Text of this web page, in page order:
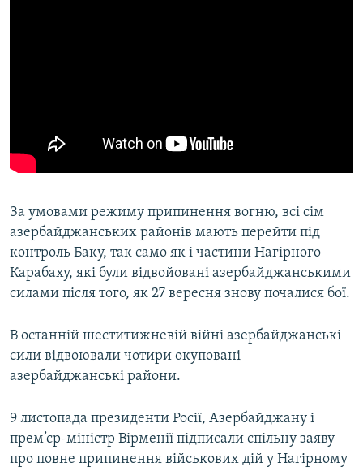
За умовами режиму припинення вогню, всі сім
азербайджанських районів мають перейти під
контроль Баку, так само як і частини Нагірного
Карабаху, які були відвойовані азербайджанськими
силами після того, як 27 вересня знову почалися бої.
В останній шеститижневій війні азербайджанські
сили відвоювали чотири окуповані
азербайджанські райони.
9 листопада президенти Росії, Азербайджану і
прем’єр-міністр Вірменії підписали спільну заяву
про повне припинення військових дій у Нагірному